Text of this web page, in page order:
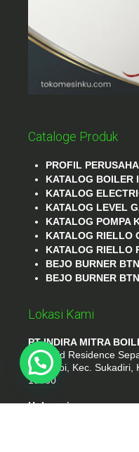
Cataloge Produk
PROFIL
KATALOG BOILER
KATALOG
KATALOG LEVEL
KATALOG POMPA
KATALOG RIELLO
KATALOG RIELLO
BEJO BURNER
BEJO BURNER
Lokasi Kami
PT INDIRA MITRA
Emerald Residence
Kosambi, Kec. Sukadiri,
15530
Hubungi